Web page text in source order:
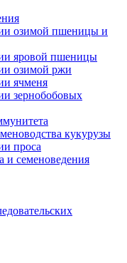
озимой пшеницы и
яровой пшеницы
озимой ржи
ячменя
зернобобовых
кукурузы
проса
и семеноведения